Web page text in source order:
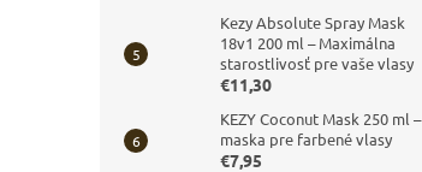
Kezy Absolute Spray Mask
18v1 200 ml – Maximálna
starostlivosť pre vaše vlasy
€11,30
KEZY Coconut Mask 250 ml –
maska pre farbené vlasy
€7,95